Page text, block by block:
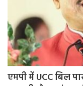
एमपी में UCC बिल